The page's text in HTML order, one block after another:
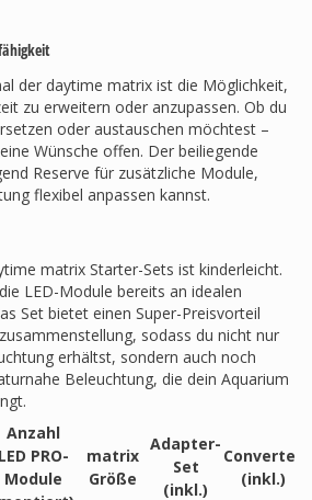
der daytime matrix ist die Möglichkeit,
zu erweitern oder anzupassen. Ob du
oder austauschen möchtest –
Wünsche offen. Der beiliegende
Reserve für zusätzliche Module,
flexibel anpassen kannst.
matrix Starter-Sets ist kinderleicht.
LED-Module bereits an idealen
Set bietet einen Super-Preisvorteil
sodass du nicht nur
erhältst, sondern auch noch
Beleuchtung, die dein Aquarium
Anzahl
LED PRO-
Module
matrix
Größe
Adapter-
Set
(inkl.)
Converter
(inkl.)